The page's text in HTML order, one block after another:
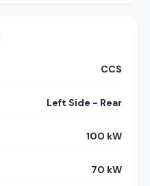
CCS
Left Side - Rear
100 kW
70 kW